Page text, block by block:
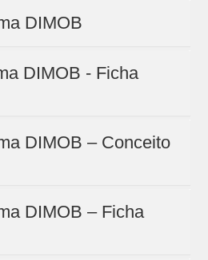
DIMOB
DIMOB - Ficha
DIMOB – Conceito
DIMOB – Ficha